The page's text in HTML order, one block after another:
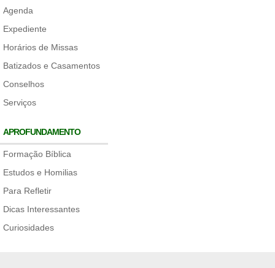
Agenda
Expediente
Horários de Missas
Batizados e Casamentos
Conselhos
Serviços
APROFUNDAMENTO
Formação Bíblica
Estudos e Homilias
Para Refletir
Dicas Interessantes
Curiosidades